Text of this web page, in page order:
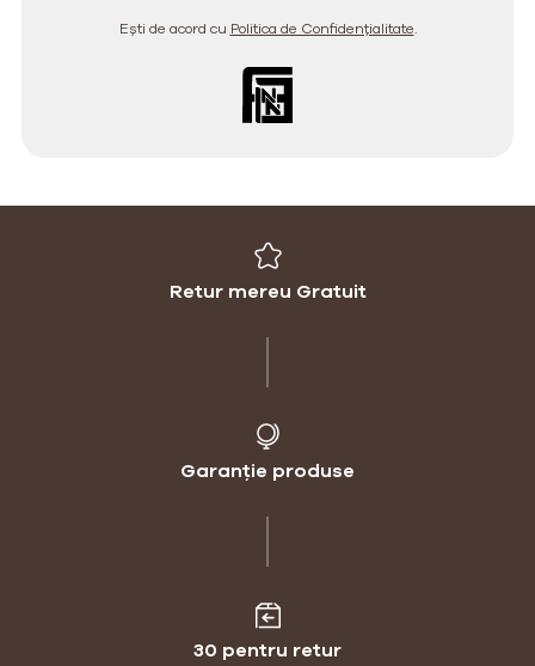
Ești de acord cu Politica de Confidențialitate.
Retur mereu Gratuit
Garanție produse
30 pentru retur